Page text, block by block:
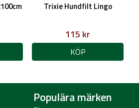
Trixie Hundfilt Lingo
115 kr
KÖP
Populära märken